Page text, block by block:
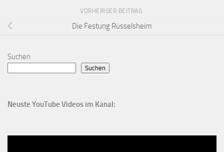
VORHERIGER BEITRAG
Die Festung Rüsselsheim
Suchen
Suchen
Neuste YouTube Videos im Kanal: